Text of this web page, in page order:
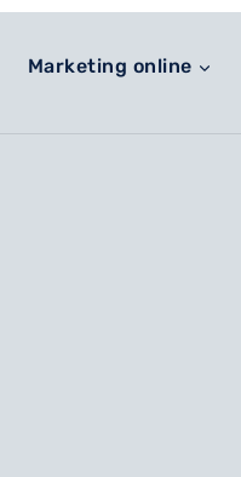
Marketing online